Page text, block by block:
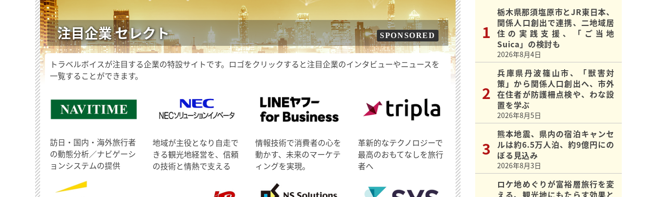
注目企業 セレクト SPONSORED
トラベルボイスが注目する企業の特設サイトです。ロゴをクリックすると注目企業のインタビューやニュースを
一覧することができます。
訪日・国内・海外旅行者
の動態分析／ナビゲーシ
ョンシステムの提供
地域が主役となり自走で
きる観光地経営を、信頼
の技術と情熱で支える
情報技術で消費者の心を
動かす、未来のマーケテ
ィングを実現。
革新的なテクノロジーで
最高のおもてなしを旅行
者へ
栃木県那須塩原市とJR東日本、
関係人口創出で連携、二地域居
住の実践支援、「ご当地
Suica」の検討も
2026年8月4日
兵庫県丹波篠山市、「獣害対
策」から関係人口創出へ、市外
在住者が防護柵点検や、わな設
置を学ぶ
2026年8月5日
熊本地震、県内の宿泊キャンセ
ルは約6.5万人泊、約9億円にの
ぼる見込み
2026年8月3日
ロケ地めぐりが富裕層旅行を変